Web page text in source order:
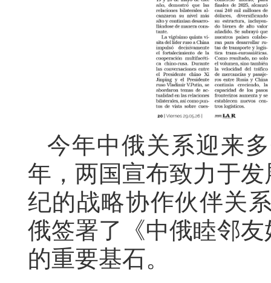
今年中俄关系迎来
年，两国宣布致力于
纪的战略协作伙伴关
俄签署了《中俄睦邻
的重要基石。